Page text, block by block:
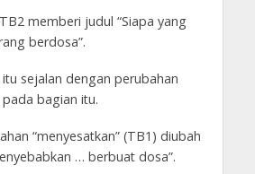
memberi judul “Siapa yang
berdosa”.
sejalan dengan perubahan
bagian itu.
“menyesatkan” (TB1) diubah
… berbuat dosa”.